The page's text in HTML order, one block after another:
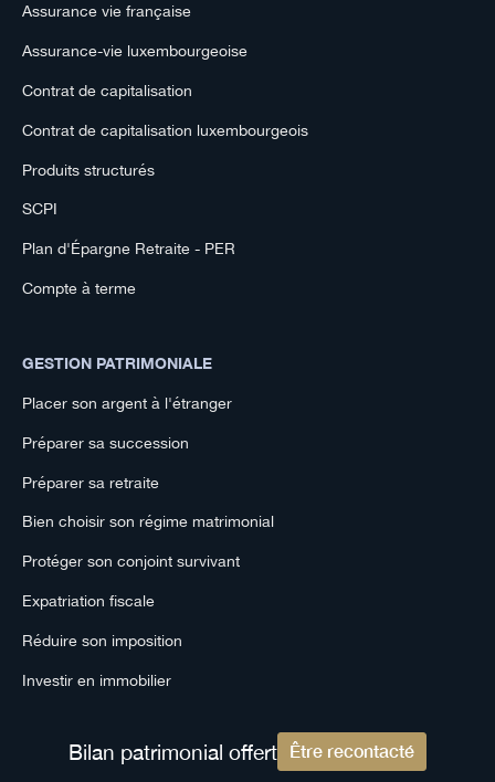
Assurance vie française
Assurance-vie luxembourgeoise
Contrat de capitalisation
Contrat de capitalisation luxembourgeois
Produits structurés
SCPI
Plan d'Épargne Retraite - PER
Compte à terme
GESTION PATRIMONIALE
Placer son argent à l'étranger
Préparer sa succession
Préparer sa retraite
Bien choisir son régime matrimonial
Protéger son conjoint survivant
Expatriation fiscale
Réduire son imposition
Investir en immobilier
EXPERTISES
Bilan patrimonial offert Être recontacté